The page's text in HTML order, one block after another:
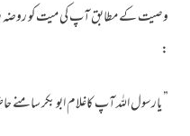
وصیت کے مطابق آپ کی میت کو روضہ
:
” یارسول اللہ آپ کاغلام ابو بکر